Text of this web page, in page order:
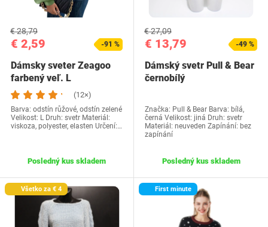
€ 2,59
€ 28,79
-91 %
Dámsky sveter Zeagoo
farbený veľ. L
(12×)
Barva: odstín růžové, odstín zelené
Velikost: L Druh: svetr Materiál:
viskoza, polyester, elasten Určení:…
Posledný kus skladem
€ 13,79
€ 27,09
-49 %
Dámský svetr Pull & Bear
černobílý
Značka: Pull & Bear Barva: bílá,
černá Velikost: jiná Druh: svetr
Materiál: neuveden Zapínání: bez
zapínání
Posledný kus skladem
Všetko za € 4 First minute